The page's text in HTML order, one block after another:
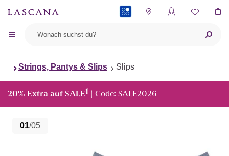
Strings, Pantys & Slips Slips
20% Extra auf SALE1 | Code: SALE2026
01/05